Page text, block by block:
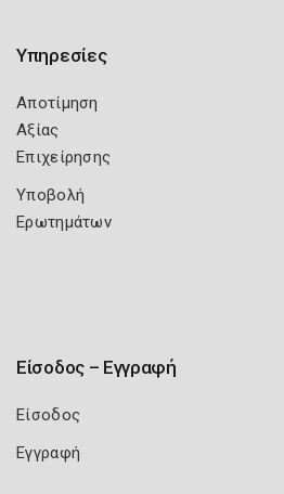
Υπηρεσίες
Αποτίμηση
Αξίας
Επιχείρησης
Υποβολή
Ερωτημάτων
Είσοδος – Εγγραφή
Είσοδος
Εγγραφή